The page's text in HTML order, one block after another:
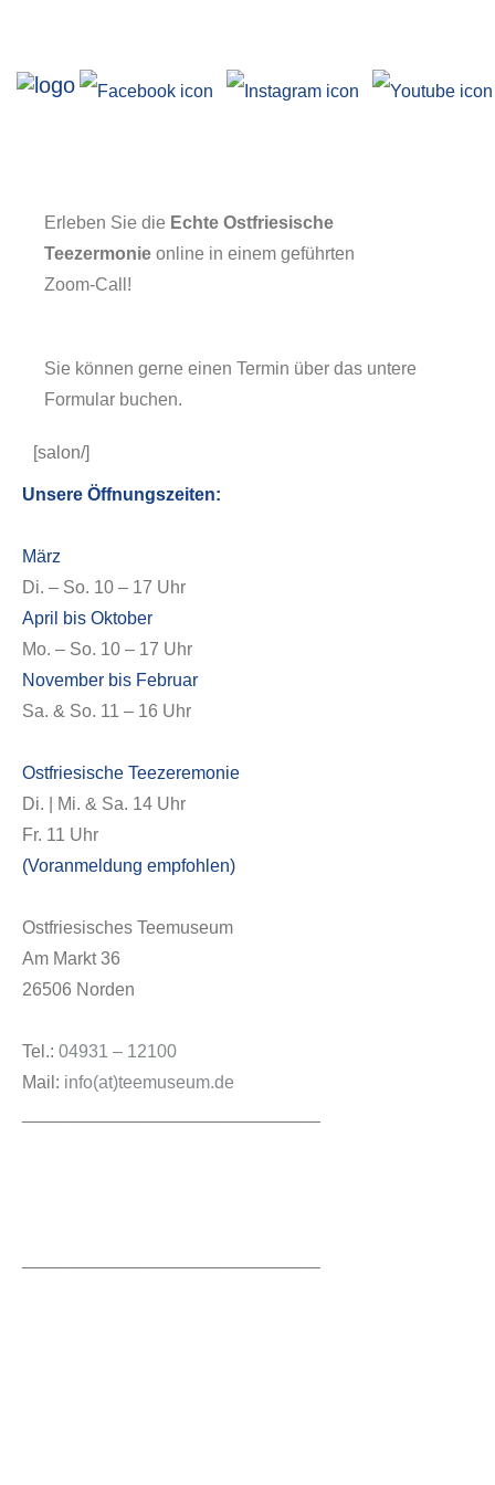
Angebote
Erleben Sie die Echte Ostfriesische
Teezermonie online in einem geführten
Zoom-Call!
Sie können gerne einen Termin über das untere
Formular buchen.
[salon/]
Unsere Öffnungszeiten:
März
Di. – So. 10 – 17 Uhr
April bis Oktober
Mo. – So. 10 – 17 Uhr
November bis Februar
Sa. & So. 11 – 16 Uhr
Ostfriesische Teezeremonie
Di. | Mi. & Sa. 14 Uhr
Fr. 11 Uhr
(Voranmeldung empfohlen)
Ostfriesisches Teemuseum
Am Markt 36
26506 Norden
Tel.: 04931 – 12100
Mail: info(at)teemuseum.de